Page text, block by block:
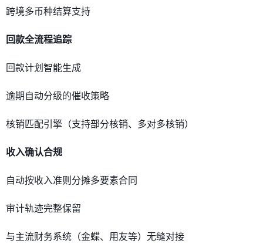
跨境多币种结算支持
​回款全流程追踪​
回款计划智能生成
逾期自动分级的催收策略
核销匹配引擎（支持部分核销、多对多核销）
​收入确认合规​
自动按收入准则分摊多要素合同
审计轨迹完整保留
与主流财务系统（金蝶、用友等）无缝对接